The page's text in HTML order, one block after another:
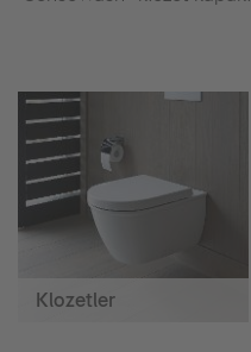
Klozetler